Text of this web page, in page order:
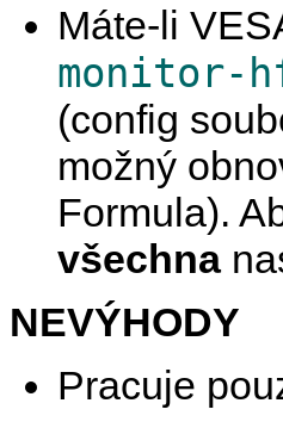
Máte-li
monitor-
(config
možný
Formula).
všechna
NEVÝHODY
Pracuje